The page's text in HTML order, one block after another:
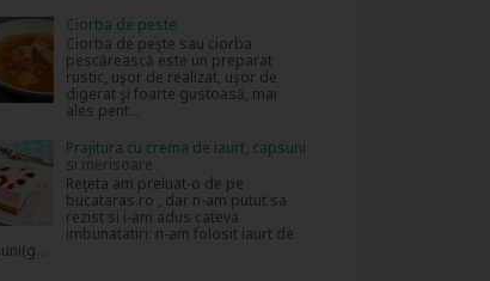
Ciorba de peste
Ciorba de peşte sau ciorba
pescărească este un preparat
rustic, uşor de realizat, uşor de
digerat şi foarte gustoasă, mai
ales pent...
Prajitura cu crema de iaurt, capsuni
si merisoare
Reţeta am preluat-o de pe
bucataras.ro , dar n-am putut sa
rezist si i-am adus cateva
imbunatatiri: n-am folosit iaurt de